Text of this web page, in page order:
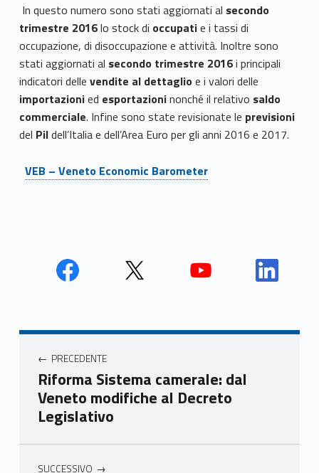
In questo numero sono stati aggiornati al secondo
trimestre 2016lo stock di occupatie i tassi di
occupazione, di disoccupazione e attività. Inoltre sono
stati aggiornati al secondo trimestre 2016i principali
indicatori delle vendite al dettaglioe i valori delle
importazionied esportazioninonché il relativo saldo
commerciale. Infine sono state revisionate le previsioni
del Pildell’Italia e dell’Area Euro per gli anni 2016 e 2017.
VEB – Veneto Economic Barometer
Unio
mer
e
Ven
eto
Unio
e
Ven
Unio
e
Ven
Unio
Navigazione articoli
PRECEDENTE
Riforma Sistema camerale: dal
Veneto modifiche al Decreto
Legislativo
SUCCESSIVO